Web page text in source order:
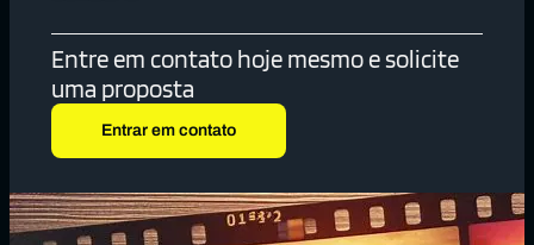
Entre em contato hoje mesmo e solicite
uma proposta
Entrar em contato